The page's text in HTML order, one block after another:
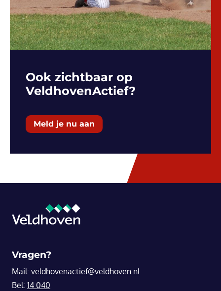
Ook zichtbaar op
VeldhovenActief?
Meld je nu aan
Vragen?
Mail: veldhovenactief@veldhoven.nl
Bel: 14 040